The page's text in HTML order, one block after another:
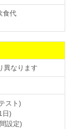
食代
異なります
スト)
日)
設定)